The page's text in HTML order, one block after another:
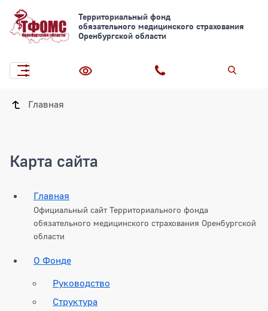
Территориальный фонд
обязательного медицинского страхования
Оренбургской области
Главная
Карта сайта
Главная
Официальный сайт Территориального фонда
обязательного медицинского страхования Оренбургской
области
О Фонде
Руководство
Структура